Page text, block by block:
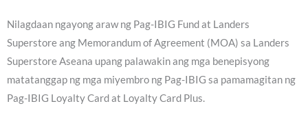
Nilagdaan ngayong araw ng Pag-IBIG Fund at Landers
Superstore ang Memorandum of Agreement (MOA) sa Landers
Superstore Aseana upang palawakin ang mga benepisyong
matatanggap ng mga miyembro ng Pag-IBIG sa pamamagitan ng
Pag-IBIG Loyalty Card at Loyalty Card Plus.